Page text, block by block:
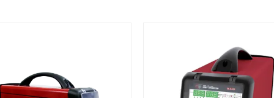
проверка товара перед
клиенту